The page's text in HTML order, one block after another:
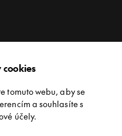
tomuto webu, aby se
a souhlasíte s
účely.